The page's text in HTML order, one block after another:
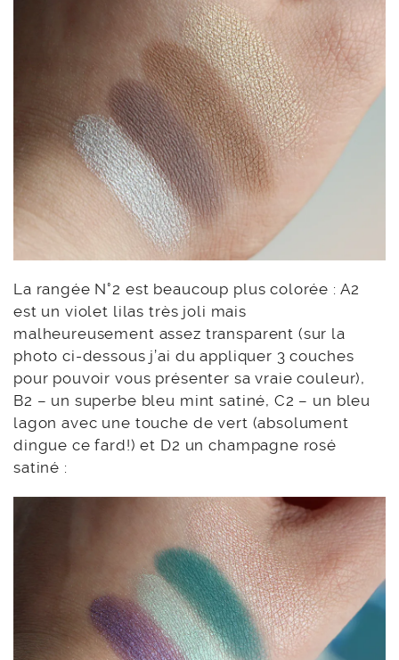
La rangée N°2 est beaucoup plus colorée : A2
est un violet lilas très joli mais
malheureusement assez transparent (sur la
photo ci-dessous j’ai du appliquer 3 couches
pour pouvoir vous présenter sa vraie couleur),
B2 – un superbe bleu mint satiné, C2 – un bleu
lagon avec une touche de vert (absolument
dingue ce fard!) et D2 un champagne rosé
satiné :